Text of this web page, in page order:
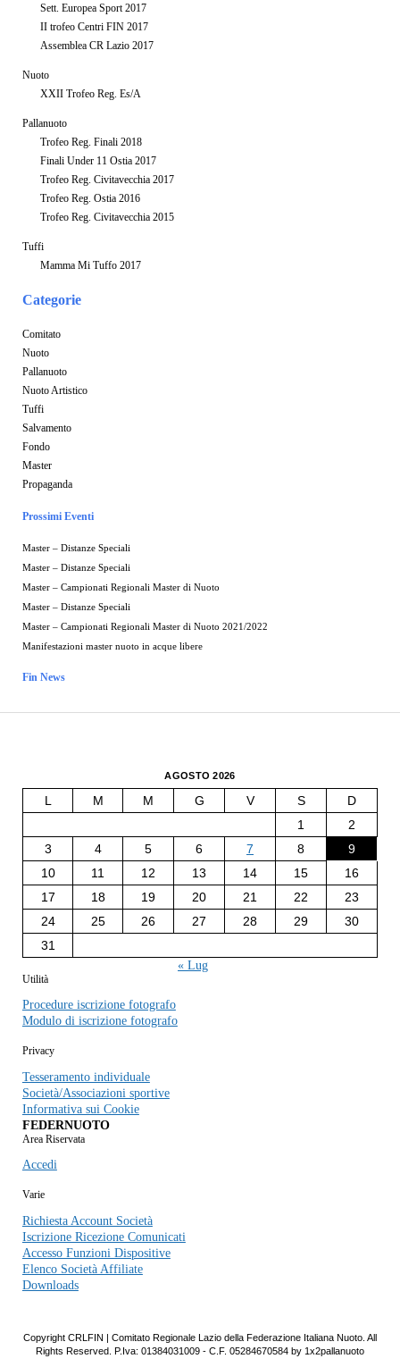
Sett. Europea Sport 2017
II trofeo Centri FIN 2017
Assemblea CR Lazio 2017
Nuoto
XXII Trofeo Reg. Es/A
Pallanuoto
Trofeo Reg. Finali 2018
Finali Under 11 Ostia 2017
Trofeo Reg. Civitavecchia 2017
Trofeo Reg. Ostia 2016
Trofeo Reg. Civitavecchia 2015
Tuffi
Mamma Mi Tuffo 2017
Categorie
Comitato
Nuoto
Pallanuoto
Nuoto Artistico
Tuffi
Salvamento
Fondo
Master
Propaganda
Prossimi Eventi
Master – Distanze Speciali
Master – Distanze Speciali
Master – Campionati Regionali Master di Nuoto
Master – Distanze Speciali
Master – Campionati Regionali Master di Nuoto 2021/2022
Manifestazioni master nuoto in acque libere
Fin News
AGOSTO 2026
L M M G V S
D
1
2
3
4 5 6 7 8
9
10
11 12 13 14 15
16
17
18 19 20 21 22
23
24
25 26 27 28 29
30
31
« Lug
Utilità
Procedure iscrizione fotografo
Modulo di iscrizione fotografo
Privacy
Tesseramento individuale
Società/Associazioni sportive
Informativa sui Cookie
FEDERNUOTO
Area Riservata
Accedi
Varie
Richiesta Account Società
Iscrizione Ricezione Comunicati
Accesso Funzioni Dispositive
Elenco Società Affiliate
Downloads
Copyright CRLFIN | Comitato Regionale Lazio della Federazione Italiana Nuoto. All
Rights Reserved. P.Iva: 01384031009 - C.F. 05284670584 by 1x2pallanuoto